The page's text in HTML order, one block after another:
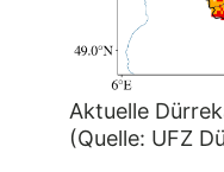
Aktuelle
(Quelle: UFZ